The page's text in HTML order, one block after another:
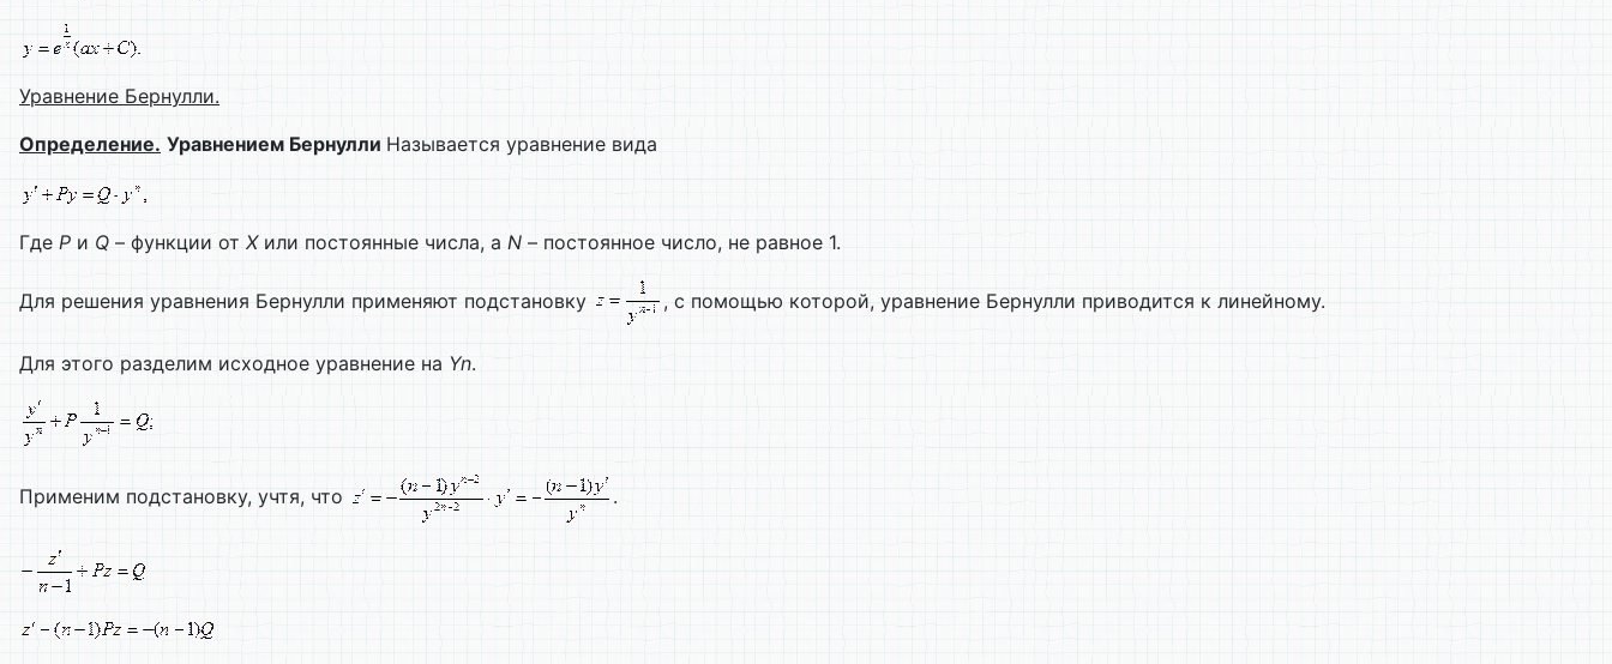
Уравнение Бернулли.
Определение. Уравнением Бернулли Называется уравнение вида
Где P и Q – функции от Хили постоянные числа, а N – постоянное число, не равное 1.
Для решения уравнения Бернулли применяют подстановку , с помощью которой, уравнение Бернулли приводится к линейному.
Для этого разделим исходное уравнение на Yn.
Применим подстановку, учтя, что .